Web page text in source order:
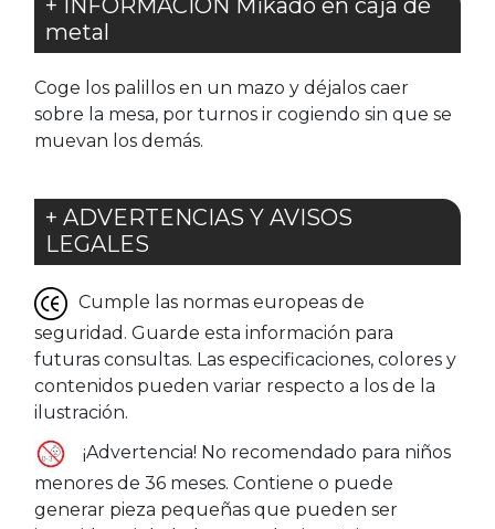
+ INFORMACIÓN Mikado en caja de
metal
Coge los palillos en un mazo y déjalos caer
sobre la mesa, por turnos ir cogiendo sin que se
muevan los demás.
+ ADVERTENCIAS Y AVISOS
LEGALES
Cumple las normas europeas de
seguridad. Guarde esta información para
futuras consultas. Las especificaciones, colores y
contenidos pueden variar respecto a los de la
ilustración.
¡Advertencia! No recomendado para niños
menores de 36 meses. Contiene o puede
generar pieza pequeñas que pueden ser